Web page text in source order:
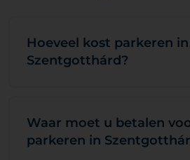
Hoeveel kost parkeren in
Szentgotthárd?
Waar moet u betalen
parkeren in